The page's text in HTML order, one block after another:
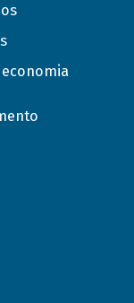
economia